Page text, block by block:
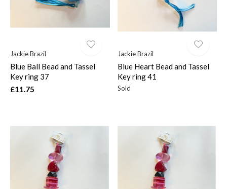
Jackie Brazil
Blue Ball Bead and Tassel
Key ring 37
£11.75
Jackie Brazil
Blue Heart Bead and Tassel
Key ring 41
Sold